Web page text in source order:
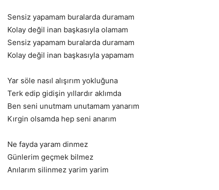
Sensiz yapamam buralarda duramam
Kolay değil inan başkasıyla olamam
Sensiz yapamam buralarda duramam
Kolay değil inan başkasıyla yapamam
Yar söle nasıl alışırım yokluğuna
Terk edip gidişin yıllardır aklımda
Ben seni unutmam unutamam yanarım
Kırgin olsamda hep seni anarım
Ne fayda yaram dinmez
Günlerim geçmek bilmez
Anılarım silinmez yarim yarim